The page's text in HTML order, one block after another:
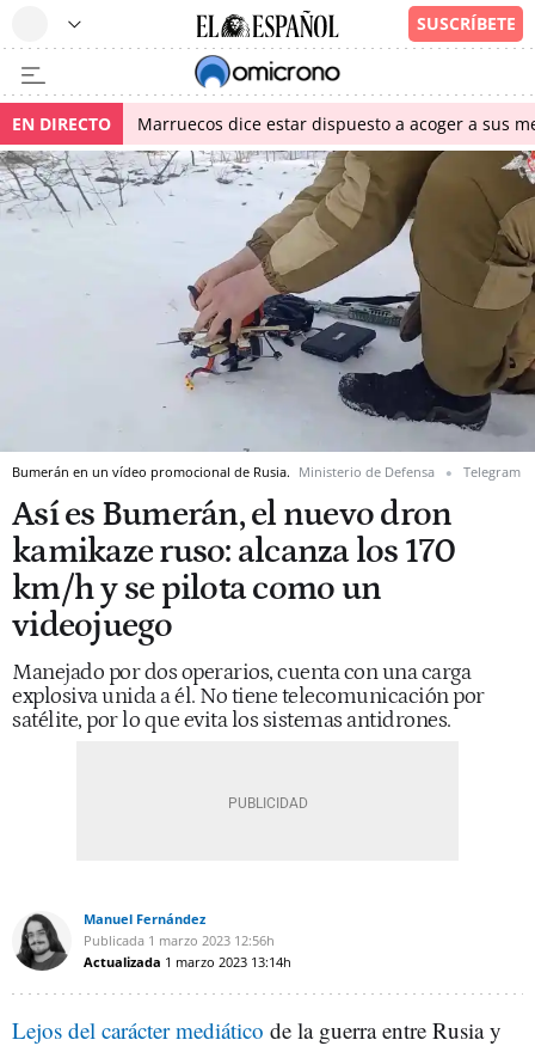
EN DIRECTO Marruecos dice estar dispuesto a acoger a sus
Bumerán en un vídeo promocional de Rusia. Ministerio de Defensa Telegram
Así es Bumerán, el nuevo dron
kamikaze ruso: alcanza los 170
km/h y se pilota como un
videojuego
Manejado por dos operarios, cuenta con una carga
explosiva unida a él. No tiene telecomunicación por
satélite, por lo que evita los sistemas antidrones.
Manuel Fernández
Publicada 1 marzo 2023 12:56h
Actualizada 1 marzo 2023 13:14h
Lejos del carácter mediático de la guerra entre Rusia y